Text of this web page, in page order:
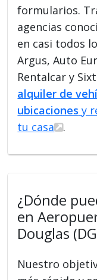
formularios.
agencias
en casi todos
Argus, Auto
Rentalcar y
alquiler de
ubicaciones y
tu casa
.
¿Dónde
en
Douglas
Nuestro